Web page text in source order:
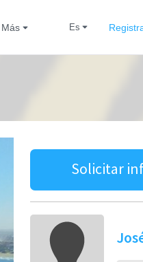
Más es
Solicitar